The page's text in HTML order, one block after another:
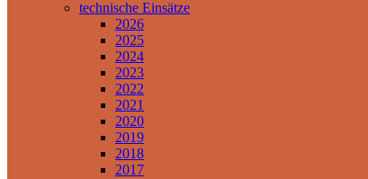
technische Einsätze
2026
2025
2024
2023
2022
2021
2020
2019
2018
2017